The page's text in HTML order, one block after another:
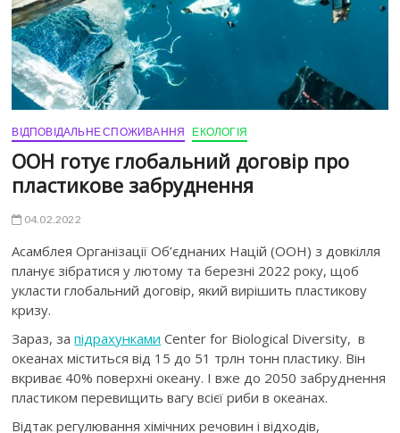
ВІДПОВІДАЛЬНЕ СПОЖИВАННЯ ЕКОЛОГІЯ
ООН готує глобальний договір про
пластикове забруднення
04.02.2022
Асамблея Організації Об’єднаних Націй (ООН) з довкілля
планує зібратися у лютому та березні 2022 року, щоб
укласти глобальний договір, який вирішить пластикову
кризу.
Зараз, запідрахунками Center for Biological Diversity, в
океанах міститься від 15 до 51 трлн тонн пластику. Він
вкриває 40% поверхні океану. І вже до 2050 забруднення
пластиком перевищить вагу всієї риби в океанах.
Відтак регулювання хімічних речовин і відходів,